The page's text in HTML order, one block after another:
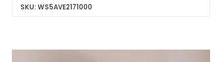
SKU: WS5AVE2171000